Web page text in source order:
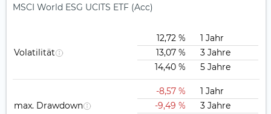
MSCI World ESG UCITS ETF (Acc)
Volatilität
12,72 %
1 Jahr
13,07 %
3 Jahre
14,40 %
5 Jahre
max. Drawdown
-8,57 %
1 Jahr
-9,49 %
3 Jahre